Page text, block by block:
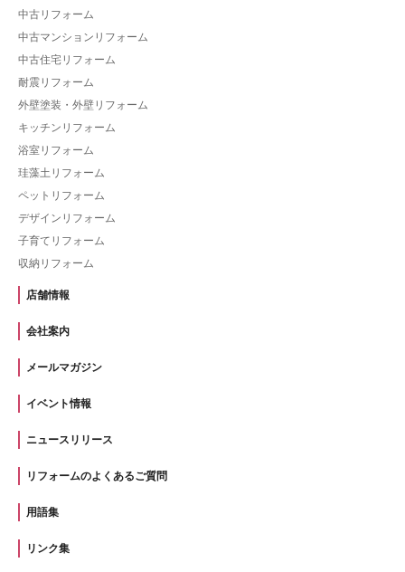
中古リフォーム
中古マンションリフォーム
中古住宅リフォーム
耐震リフォーム
外壁塗装・外壁リフォーム
キッチンリフォーム
浴室リフォーム
珪藻土リフォーム
ペットリフォーム
デザインリフォーム
子育てリフォーム
収納リフォーム
店舗情報
会社案内
メールマガジン
イベント情報
ニュースリリース
リフォームのよくあるご質問
用語集
リンク集